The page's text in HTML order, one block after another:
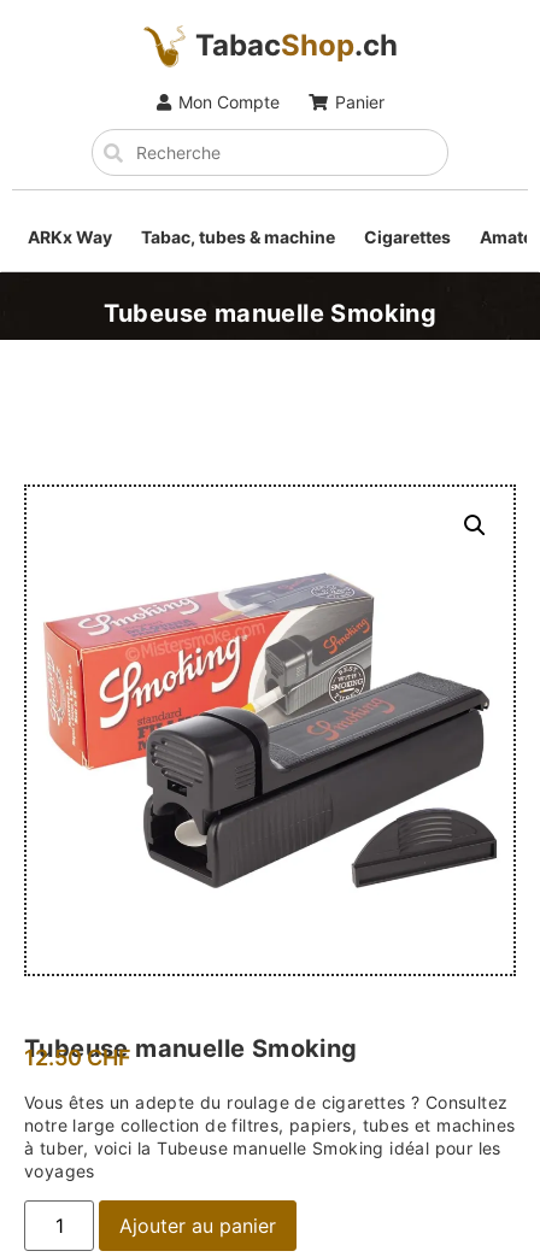
TabacShop.ch
Mon Compte Panier
ARKx Way Tabac, tubes & machine Cigarettes
Tubeuse manuelle Smoking
Tubeuse manuelle Smoking
12.50CHF
Vous êtes un adepte du roulage de cigarettes ? Consultez
notre large collection de filtres, papiers, tubes et machines
à tuber, voici la Tubeuse manuelle Smoking idéal pour les
voyages
Ajouter au panier